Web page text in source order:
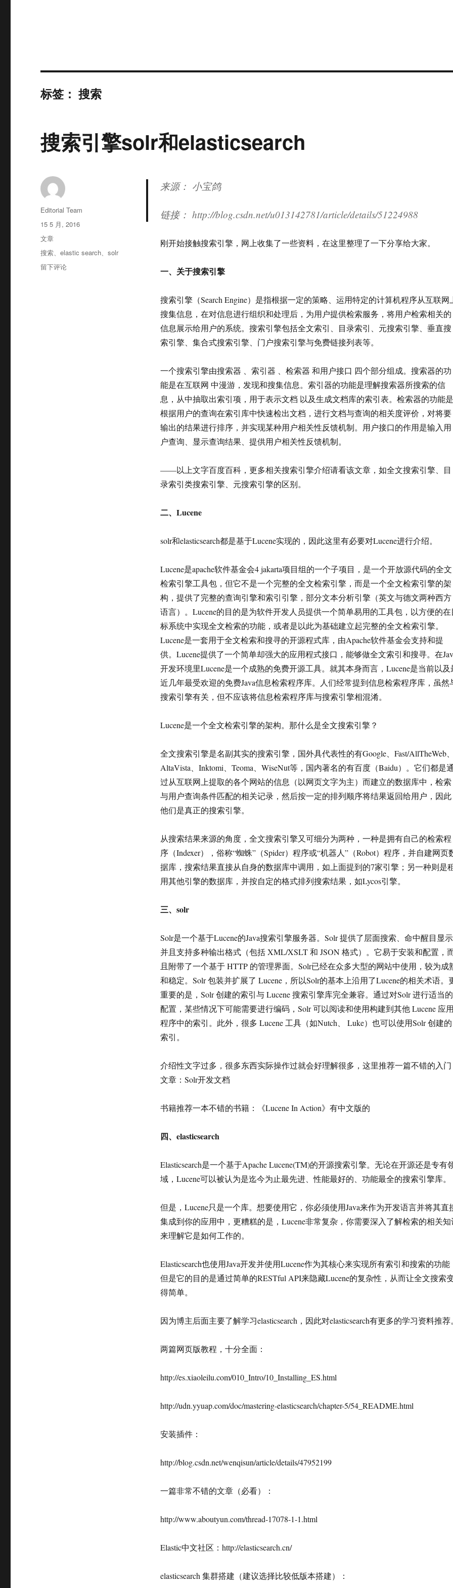
标签：搜索
搜索引擎solr和elasticsearch
来源： 小宝鸽
链接： http://blog.csdn.net/u013142781/article/details/51224988
刚开始接触搜索引擎，网上收集了一些资料，在这里整理了一下分享给大家。
一、关于搜索引擎
搜索引擎（Search Engine）是指根据一定的策略、运用特定的计算机程序从互联网
搜集信息，在对信息进行组织和处理后，为用户提供检索服务，将用户检索相关的
信息展示给用户的系统。搜索引擎包括全文索引、目录索引、元搜索引擎、垂直搜
索引擎、集合式搜索引擎、门户搜索引擎与免费链接列表等。
一个搜索引擎由搜索器 、索引器 、检索器 和用户接口 四个部分组成。搜索器的功
能是在互联网 中漫游，发现和搜集信息。索引器的功能是理解搜索器所搜索的信
息，从中抽取出索引项，用于表示文档 以及生成文档库的索引表。检索器的功能是
根据用户的查询在索引库中快速检出文档，进行文档与查询的相关度评价，对将要
输出的结果进行排序，并实现某种用户相关性反馈机制。用户接口的作用是输入用
户查询、显示查询结果、提供用户相关性反馈机制。
——以上文字百度百科，更多相关搜索引擎介绍请看该文章，如全文搜索引擎、目
录索引类搜索引擎、元搜索引擎的区别。
二、Lucene
solr和elasticsearch都是基于Lucene实现的，因此这里有必要对Lucene进行介绍。
Lucene是apache软件基金会4 jakarta项目组的一个子项目，是一个开放源代码的全文
检索引擎工具包，但它不是一个完整的全文检索引擎，而是一个全文检索引擎的架
构，提供了完整的查询引擎和索引引擎，部分文本分析引擎（英文与德文两种西方
语言）。Lucene的目的是为软件开发人员提供一个简单易用的工具包，以方便的在
标系统中实现全文检索的功能，或者是以此为基础建立起完整的全文检索引擎。
Lucene是一套用于全文检索和搜寻的开源程式库，由Apache软件基金会支持和提
供。Lucene提供了一个简单却强大的应用程式接口，能够做全文索引和搜寻。在
开发环境里Lucene是一个成熟的免费开源工具。就其本身而言，Lucene是当前以及
近几年最受欢迎的免费Java信息检索程序库。人们经常提到信息检索程序库，虽然
搜索引擎有关，但不应该将信息检索程序库与搜索引擎相混淆。
Lucene是一个全文检索引擎的架构。那什么是全文搜索引擎？
全文搜索引擎是名副其实的搜索引擎，国外具代表性的有Google、Fast/AllTheWeb、
AltaVista、Inktomi、Teoma、WiseNut等，国内著名的有百度（Baidu）。它们都是通
过从互联网上提取的各个网站的信息（以网页文字为主）而建立的数据库中，检索
与用户查询条件匹配的相关记录，然后按一定的排列顺序将结果返回给用户，因此
他们是真正的搜索引擎。
从搜索结果来源的角度，全文搜索引擎又可细分为两种，一种是拥有自己的检索程
序（Indexer），俗称“蜘蛛”（Spider）程序或“机器人”（Robot）程序，并自建网页
据库，搜索结果直接从自身的数据库中调用，如上面提到的7家引擎；另一种则是
用其他引擎的数据库，并按自定的格式排列搜索结果，如Lycos引擎。
三、solr
Solr是一个基于Lucene的Java搜索引擎服务器。Solr 提供了层面搜索、命中醒目显示
并且支持多种输出格式（包括 XML/XSLT 和 JSON 格式）。它易于安装和配置，
且附带了一个基于 HTTP 的管理界面。Solr已经在众多大型的网站中使用，较为成
和稳定。Solr 包装并扩展了 Lucene，所以Solr的基本上沿用了Lucene的相关术语。
重要的是，Solr 创建的索引与 Lucene 搜索引擎库完全兼容。通过对Solr 进行适当的
配置，某些情况下可能需要进行编码，Solr 可以阅读和使用构建到其他 Lucene 应用
程序中的索引。此外，很多 Lucene 工具（如Nutch、 Luke）也可以使用Solr 创建的
索引。
介绍性文字过多，很多东西实际操作过就会好理解很多，这里推荐一篇不错的入门
文章：Solr开发文档
书籍推荐一本不错的书籍：《Lucene In Action》有中文版的
四、elasticsearch
Elasticsearch是一个基于Apache Lucene(TM)的开源搜索引擎。无论在开源还是专有
域，Lucene可以被认为是迄今为止最先进、性能最好的、功能最全的搜索引擎库。
但是，Lucene只是一个库。想要使用它，你必须使用Java来作为开发语言并将其直
集成到你的应用中，更糟糕的是，Lucene非常复杂，你需要深入了解检索的相关知
来理解它是如何工作的。
Elasticsearch也使用Java开发并使用Lucene作为其核心来实现所有索引和搜索的功能
但是它的目的是通过简单的RESTful API来隐藏Lucene的复杂性，从而让全文搜索
得简单。
因为博主后面主要了解学习elasticsearch，因此对elasticsearch有更多的学习资料推荐。
两篇网页版教程，十分全面：
http://es.xiaoleilu.com/010_Intro/10_Installing_ES.html
http://udn.yyuap.com/doc/mastering-elasticsearch/chapter-5/54_README.html
安装插件：
http://blog.csdn.net/wenqisun/article/details/47952199
一篇非常不错的文章（必看）：
http://www.aboutyun.com/thread-17078-1-1.html
Elastic中文社区：http://elasticsearch.cn/
elasticsearch 集群搭建（建议选择比较低版本搭建）：
作
者
Editorial Team
发
布
于
15 5 月, 2016
分
类
文章
标
签
搜索、elastic search、solr
于
留下评论